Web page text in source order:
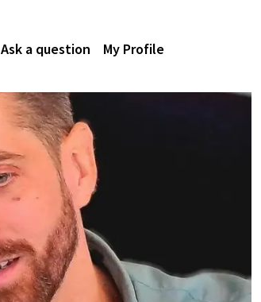
Ask a question My Profile